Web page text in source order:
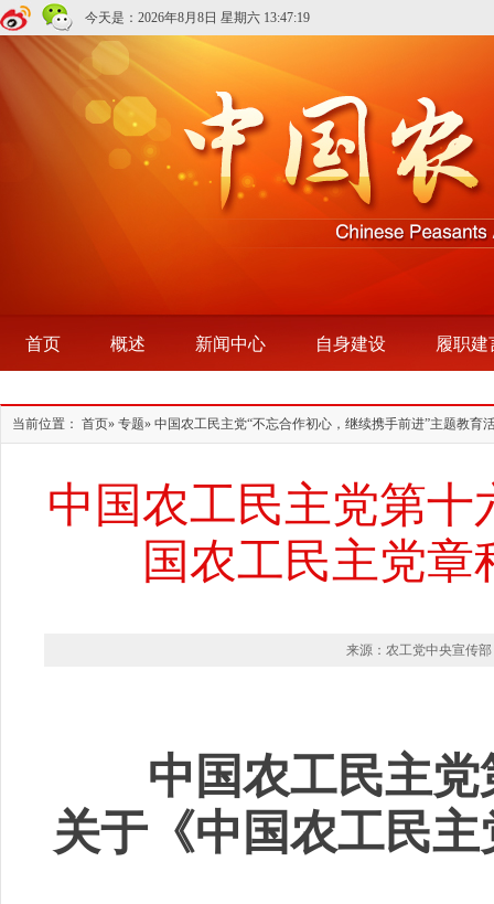
今天是： 2026年8月8日 星期六 13:47:20
首页 概述 新闻中心 自身建设 履职建
当前位置： 首页» 专题» 中国农工民主党“不忘合作初心，继续携手前进”主题教育
中国农工民主党第
国农工民主党
来源：农工党中央宣传
中国农工民主
关于《中国农工民